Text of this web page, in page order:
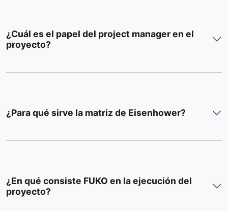
¿Cuál es el papel del project manager en el
proyecto?
¿Para qué sirve la matriz de Eisenhower?
¿En qué consiste FUKO en la ejecución del
proyecto?